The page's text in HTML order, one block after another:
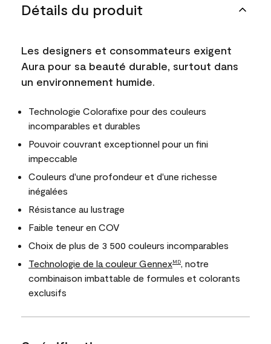
Détails du produit
Les designers et consommateurs exigent
Aura pour sa beauté durable, surtout dans
un environnement humide.
Technologie Colorafixe pour des couleurs
incomparables et durables
Pouvoir couvrant exceptionnel pour un fini
impeccable
Couleurs d'une profondeur et d'une richesse
inégalées
Résistance au lustrage
Faible teneur en COV
Choix de plus de 3 500 couleurs incomparables
Technologie de la couleur GennexMD, notre
combinaison imbattable de formules et colorants
exclusifs